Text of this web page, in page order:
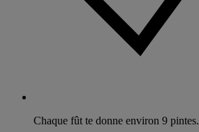
Chaque fût te donne environ 9 pintes.